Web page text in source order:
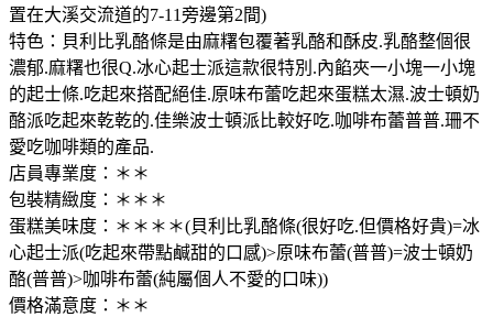
置在大溪交流道的7-11旁邊第2間)
特色：貝利比乳酪條是由麻糬包覆著乳酪和酥皮.乳酪整個很
濃郁.麻糬也很Q.冰心起士派這款很特別.內餡夾一小塊一小塊
的起士條.吃起來搭配絕佳.原味布蕾吃起來蛋糕太濕.波士頓奶
酪派吃起來乾乾的.佳樂波士頓派比較好吃.咖啡布蕾普普.珊不
愛吃咖啡類的產品.
店員專業度：＊＊
包裝精緻度：＊＊＊
蛋糕美味度：＊＊＊＊(貝利比乳酪條(很好吃.但價格好貴)=冰
心起士派(吃起來帶點鹹甜的口感)>原味布蕾(普普)=波士頓奶
酪(普普)>咖啡布蕾(純屬個人不愛的口味))
價格滿意度：＊＊